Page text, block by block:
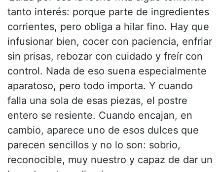
tanto interés: porque parte de ingredientes
corrientes, pero obliga a hilar fino. Hay que
infusionar bien, cocer con paciencia, enfriar
sin prisas, rebozar con cuidado y freír con
control. Nada de eso suena especialmente
aparatoso, pero todo importa. Y cuando
falla una sola de esas piezas, el postre
entero se resiente. Cuando encajan, en
cambio, aparece uno de esos dulces que
parecen sencillos y no lo son: sobrio,
reconocible, muy nuestro y capaz de dar un